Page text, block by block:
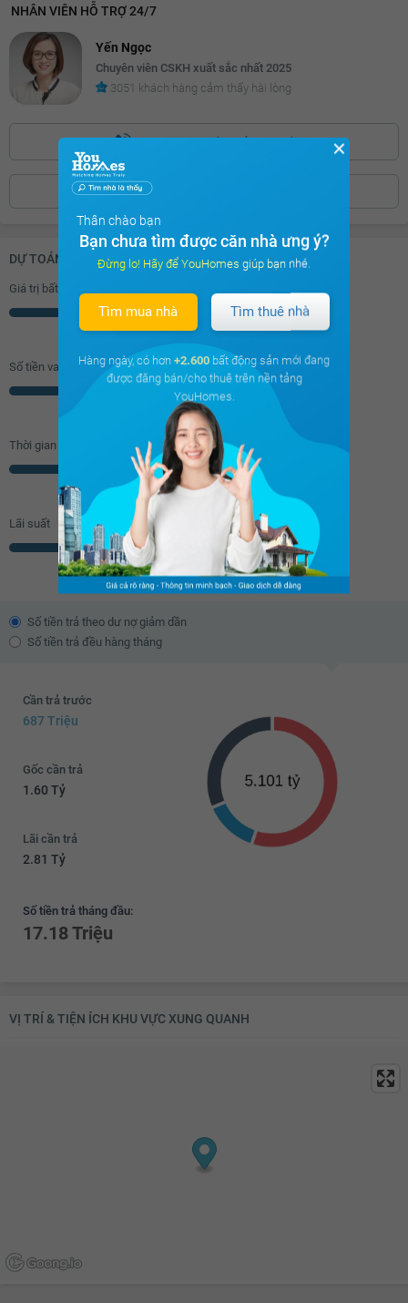
NHÂN VIÊN HỖ TRỢ 24/7
Yến Ngọc
Chuyên viên CSKH xuất sắc nhất 2025
3051 khách hàng cảm thấy hài lòng
0886.39***Bấm để hiện số
DỰ TOÁN KHOẢN VAY (ĐƠN VỊ: VNĐ)
Giá trị bất động sản
Triệu
Số tiền vay ( 70 %/GTNĐ)
Thời gian vay
Lãi suất
% năm
Số tiền trả theo dư nợ giảm dần
Số tiền trả đều hàng tháng
Cần trả trước
687 Triệu
Gốc cần trả
1.60 Tỷ
Lãi cần trả
2.81 Tỷ
Số tiền trả tháng đầu:
17.18 Triệu
VỊ TRÍ & TIỆN ÍCH KHU VỰC XUNG QUANH
✕
Thân chào bạn
Bạn chưa tìm được căn nhà ưng ý?
Đừng lo! Hãy để YouHomes giúp bạn nhé.
Tìm mua nhà Tìm thuê nhà
Hàng ngày, có hơn +2.600 bất động sản mới đang
được đăng bán/cho thuê trên nền tảng
YouHomes.